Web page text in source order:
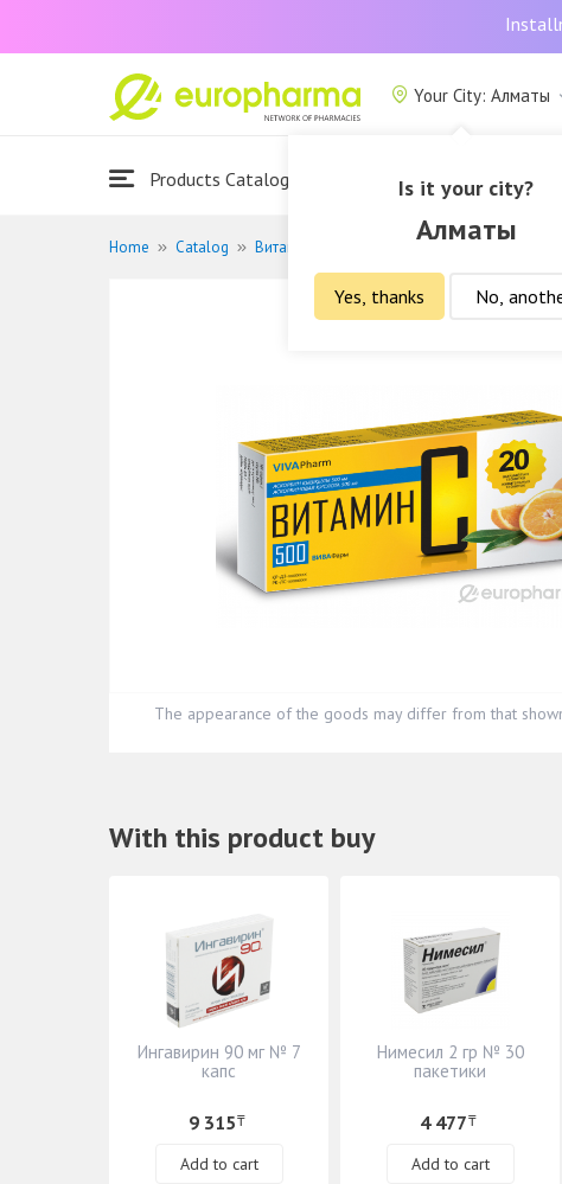
Your City: Алматы
Is it your city?
Алматы
Yes, thanks No,
About Us
Products Catalogue
Home Catalog Витамины и БАДы
The appearance of the goods may differ from that
With this product buy
Ингавирин 90 мг № 7
капс
9 315₸
Add to cart
Нимесил 2 гр № 30
пакетики
4 477₸
Add to cart